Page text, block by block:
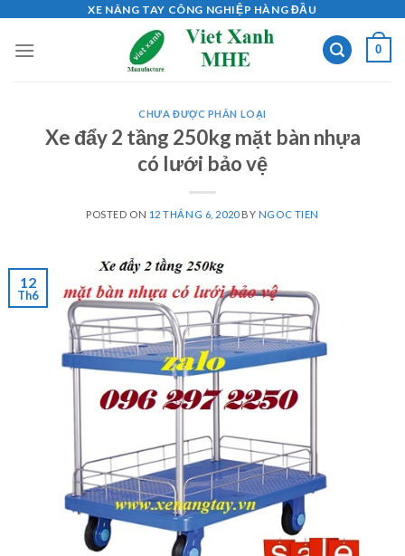
content
XE NÂNG TAY CÔNG NGHIỆP HÀNG ĐẦU
0
CHƯA ĐƯỢC PHÂN LOẠI
Xe đẩy 2 tầng 250kg mặt bàn nhựa
có lưới bảo vệ
POSTED ON 12 THÁNG 6, 2020BY NGOC TIEN
12
Th6